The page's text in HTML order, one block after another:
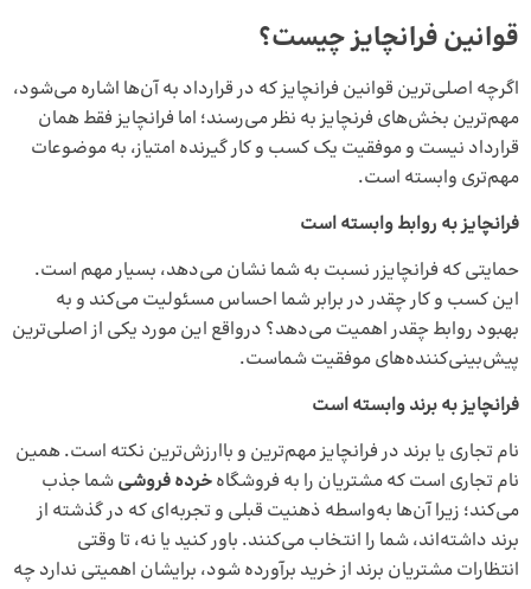
قوانین فرانچایز چیست؟
اگرچه اصلی‌ترین قوانین فرانچایز که در قرارداد به آن‌ها اشاره می‌شود،
مهم‌ترین بخش‌های فرنچایز به نظر می‌رسند؛ اما فرانچایز فقط همان
قرارداد نیست و موفقیت یک کسب و کار گیرنده امتیاز، به موضوعات
مهم‌تری وابسته است.
فرانچایز به روابط وابسته است
حمایتی که فرانچایزر نسبت به شما نشان می‌دهد، بسیار مهم است.
این کسب و کار چقدر در برابر شما احساس مسئولیت می‌کند و به
بهبود روابط چقدر اهمیت می‌دهد؟ درواقع این مورد یکی از اصلی‌ترین
پیش‌بینی‌کننده‌های موفقیت شماست.
فرانچایز به برند وابسته است
نام تجاری یا برند در فرانچایز مهم‌ترین و باارزش‌ترین نکته است. همین
نام تجاری است که مشتریان را به فروشگاهخرده فروشیشما جذب
می‌کند؛ زیرا آن‌ها به‌واسطه ذهنیت قبلی و تجربه‌ای که در گذشته از
برند داشته‌اند، شما را انتخاب می‌کنند. باور کنید یا نه، تا وقتی
انتظارات مشتریان برند از خرید برآورده شود، برایشان اهمیتی ندارد چه